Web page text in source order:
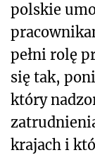
polskie
pełni rolę
się tak,
który
krajach i